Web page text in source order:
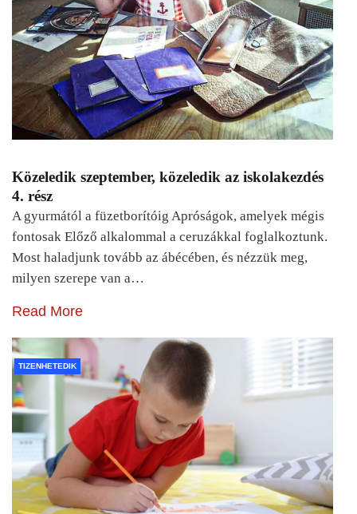
Közeledik szeptember, közeledik az iskolakezdés
4. rész
A gyurmától a füzetborítóig Apróságok, amelyek mégis
fontosak Előző alkalommal a ceruzákkal foglalkoztunk.
Most haladjunk tovább az ábécében, és nézzük meg,
milyen szerepe van a…
Read More
TIZENHETEDIK